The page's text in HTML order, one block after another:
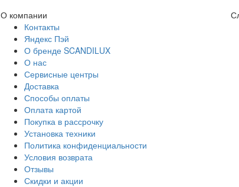
О компании
Контакты
Яндекс Пэй
О бренде SCANDILUX
О нас
Сервисные центры
Доставка
Способы оплаты
Оплата картой
Покупка в рассрочку
Установка техники
Политика конфиденциальности
Условия возврата
Отзывы
Скидки и акции